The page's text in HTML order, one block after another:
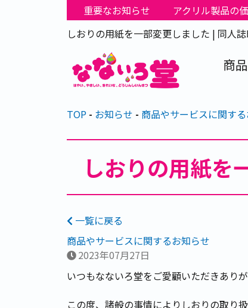
重要なお知らせ アクリル製品の
しおりの用紙を一部変更しました | 同人
商
TOP お知らせ 商品やサービスに関す
しおりの用紙を
一覧に戻る
商品やサービスに関するお知らせ
2023年07月27日
いつもなないろ堂をご愛顧いただきありが
この度、諸般の事情によりしおりの取り